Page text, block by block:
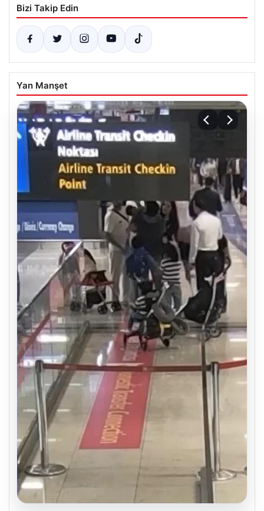
Bizi Takip Edin
Yan Manşet